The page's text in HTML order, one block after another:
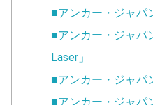
■アンカー・ジャパ
■アンカー・ジャパ
Laser」
■アンカー・ジャパ
■アンカー・ジャパ